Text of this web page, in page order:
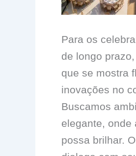
Para os
de longo
que se mostra
inovações no
Buscamos
elegante, onde
possa brilhar.